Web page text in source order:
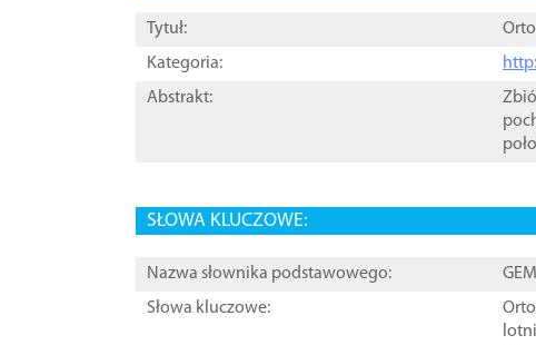
Tytuł:
Kategoria:
Abstrakt:
SŁOWA KLUCZOWE:
Nazwa słownika podstawowego:
Słowa kluczowe: